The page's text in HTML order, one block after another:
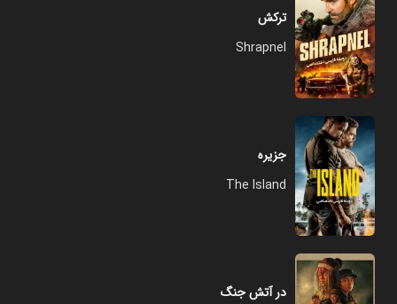
ترکش
Shrapnel
جزیره
The Island
در آتش جنگ